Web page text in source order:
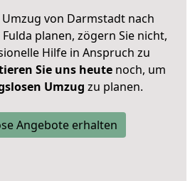
Umzug von Darmstadt nach
planen, zögern Sie nicht,
Hilfe in Anspruch zu
Sie uns heutenoch, um
Umzug zu planen.
Angebote erhalten